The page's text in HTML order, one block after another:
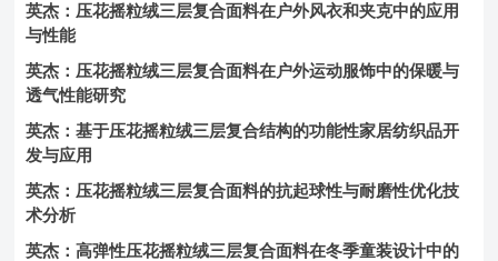
英杰：压花摇粒绒三层复合面料在户外风衣和夹克中的应用
与性能
英杰：压花摇粒绒三层复合面料在户外运动服饰中的保暖与
透气性能研究
英杰：基于压花摇粒绒三层复合结构的功能性家居纺织品开
发与应用
英杰：压花摇粒绒三层复合面料的抗起球性与耐磨性优化技
术分析
英杰：高弹性压花摇粒绒三层复合面料在冬季童装设计中的